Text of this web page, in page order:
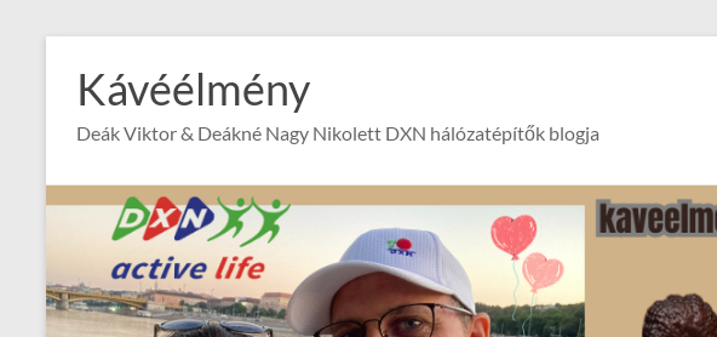
content
Kávéélmény
Deák Viktor & Deákné Nagy Nikolett DXN hálózatépítők blogja